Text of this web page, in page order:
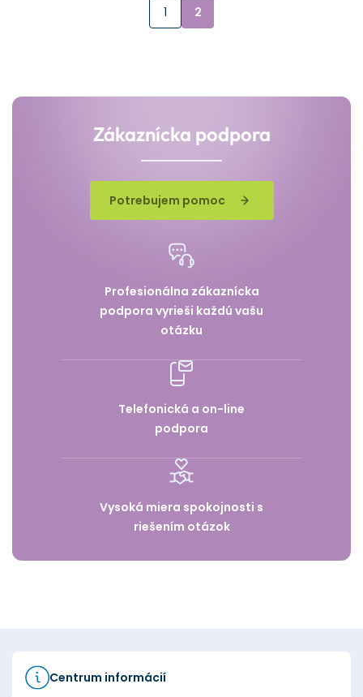
1 2
Zákaznícka podpora
Potrebujem pomoc
Profesionálna zákaznícka
podpora vyrieši každú vašu
otázku
Telefonická a on-line
podpora
Vysoká miera spokojnosti s
riešením otázok
Centrum informácií